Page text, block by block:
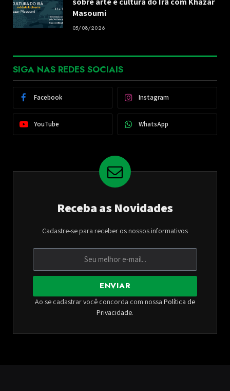
Masoumi
05/08/2026
SIGA NAS REDES SOCIAIS
Facebook Instagram
YouTube WhatsApp
Receba as Novidades
Cadastre-se para receber os nossos informativos
ENVIAR
Ao se cadastrar você concorda com nossa Política de
Privacidade.